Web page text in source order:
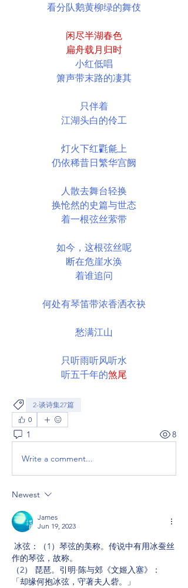
看分队鹅黄柳绿的舞伎
闲尽半湖春色
扁舟载月归时
小红低唱
箫声带末路的凄其
只伴着
江湖头白的伶工
灯火下红氍毹上
仍依稀昔日繁华宫阙
人散去舞台轻换
换怆然的史篇与世态
着一根弦丝萦带
如今，这根弦丝呢
断在危崖水涣
着谁追问
何处有琴笛带浓香洒衣袂
愁满江山
只听雨听风听水
听五千年的煞尾
2-谈诗集27篇
0
1 8
Write a comment...
Newest
James
Jun 19, 2023
冰弦：（1）琴弦的美称。传说中有用冰蚕丝
作的琴弦，故称。
（2） 琵琶。引明·陈与郊《文姬入塞》：
「却缘何抱冰弦，守著夫人砦。」